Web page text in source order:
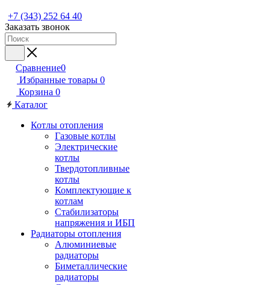
+7 (343) 252 64 40
Заказать звонок
Сравнение0
Избранные товары 0
Корзина 0
Каталог
Котлы отопления
Газовые котлы
Электрические
котлы
Твердотопливные
котлы
Комплектующие к
котлам
Стабилизаторы
напряжения и ИБП
Радиаторы отопления
Алюминиевые
радиаторы
Биметаллические
радиаторы